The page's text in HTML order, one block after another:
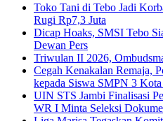
Toko Tani di Tebo Jadi
Rugi Rp7,3 Juta
Dicap Hoaks, SMSI Tebo
Dewan Pers
Triwulan II 2026,
Cegah Kenakalan Remaja,
kepada Siswa SMPN 3 Kota
UIN STS Jambi Finalisasi
WR I Minta Seleksi